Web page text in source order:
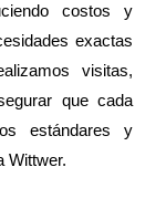
costos y
exactas
visitas,
que cada
estándares y
Wittwer.